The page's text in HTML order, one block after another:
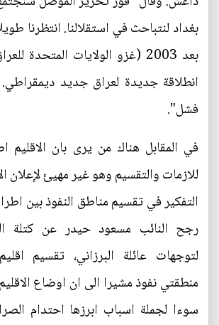
بغداد لنتباحث في استقلالنا. انتظرنا
بعد 2003 (غزو الولايات
انطلاقة جديدة لعراق جديد
فشل".
في المقابل هناك من يرى بان الاقليم
للازمات والتقسيم وهو غير مهيئ لإعلان
التفكير في تقسيم مناطق النفوذ بين
رجح النائب مسعود حيدر عن كتلة
لتوجهات عائلة البرزاني، تقسيم
منطقتي نفوذ مشيرا الى ان اوضاع
سوءا لجملة اسباب ابرزها احتدام